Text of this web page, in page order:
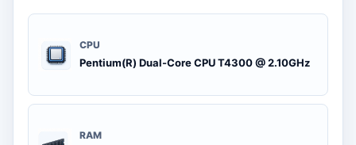
CPU
Pentium(R) Dual-Core CPU T4300 @ 2.10GHz
RAM